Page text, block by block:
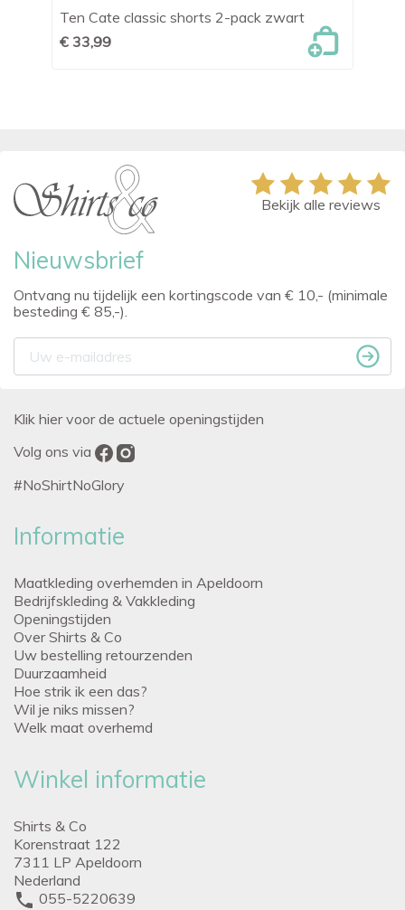
Ten Cate classic shorts 2-pack zwart
€ 33,99
Nieuwsbrief
Ontvang nu tijdelijk een kortingscode van € 10,- (minimale
besteding € 85,-).
Bekijk alle reviews
Klik hier voor de actuele openingstijden
Volg ons via
#NoShirtNoGlory
Informatie
Maatkleding overhemden in Apeldoorn
Bedrijfskleding & Vakkleding
Openingstijden
Over Shirts & Co
Uw bestelling retourzenden
Duurzaamheid
Hoe strik ik een das?
Wil je niks missen?
Welk maat overhemd
Winkel informatie
Shirts & Co
Korenstraat 122
7311 LP Apeldoorn
Nederland
phone 055-5220639